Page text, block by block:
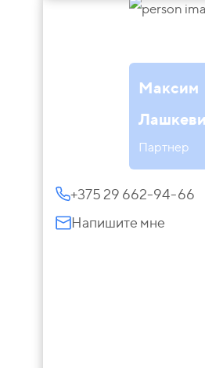
Максим
Партнер
+375 29 662-94-66
Напишите мне